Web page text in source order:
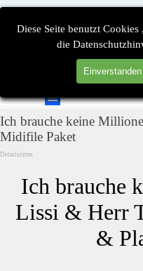
Diese Seite benutzt Cookies
die
Einverstanden
Direkt zum Seiteninhalt
Ich brauche keine
Midifile Paket
Detailseiten
Ich brauche
Lissi & Herr
&